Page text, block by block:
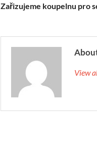
Zařizujeme koupelnu pro
View